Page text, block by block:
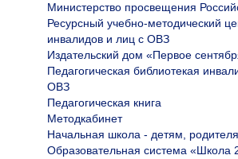
Министерство просвещения
Ресурсный учебно-методический
инвалидов и лиц с ОВЗ
Издательский дом «Первое
Педагогическая библиотекая
ОВЗ
Педагогическая книга
Методкабинет
Начальная школа - детям,
Образовательная система «Школа